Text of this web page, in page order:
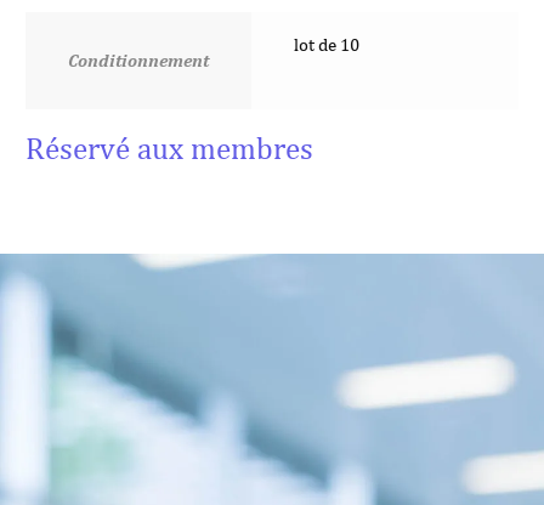
Conditionnement
lot de 10
Réservé aux membres